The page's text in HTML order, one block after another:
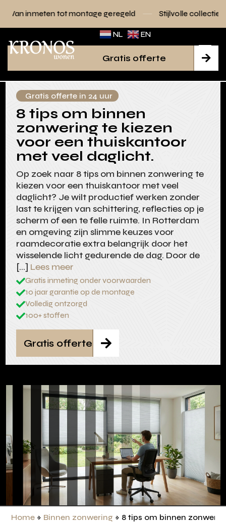
montage geregeld Stijlvolle collecties voor elk
NL EN

Gratis offerte
Gratis offerte in 24 uur
8 tips om binnen
zonwering te kiezen
voor een thuiskantoor
met veel daglicht.
Op zoek naar 8 tips om binnen zonwering te
kiezen voor een thuiskantoor met veel
daglicht? Je wilt productief werken zonder
last te krijgen van schittering, reflecties op je
scherm of een te felle ruimte. In Rotterdam
en omgeving zijn slimme keuzes voor
raamdecoratie extra belangrijk door het
wisselende licht gedurende de dag. Door de
[…] Lees meer
Gratis inmeting onder voorwaarden
10 jaar garantie op de montage
Volledig ontzorgd
100+ stoffen

Gratis offerte
Home » Binnen zonwering » 8 tips om binnen